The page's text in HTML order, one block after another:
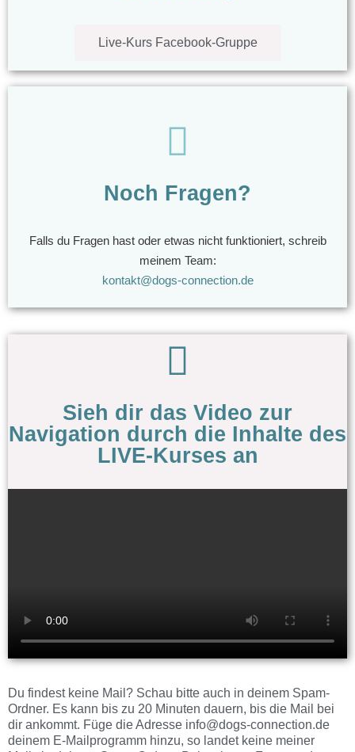
Live-Kurs Facebook-Gruppe
Noch Fragen?
Falls du Fragen hast oder etwas nicht funktioniert, schreib
meinem Team:
kontakt@dogs-connection.de
Sieh dir das Video zur
Navigation durch die Inhalte des
LIVE-Kurses an
Du findest keine Mail? Schau bitte auch in deinem Spam-
Ordner. Es kann bis zu 20 Minuten dauern, bis die Mail bei
dir ankommt. Füge die Adresse info@dogs-connection.de
deinem E-Mailprogramm hinzu, so landet keine meiner